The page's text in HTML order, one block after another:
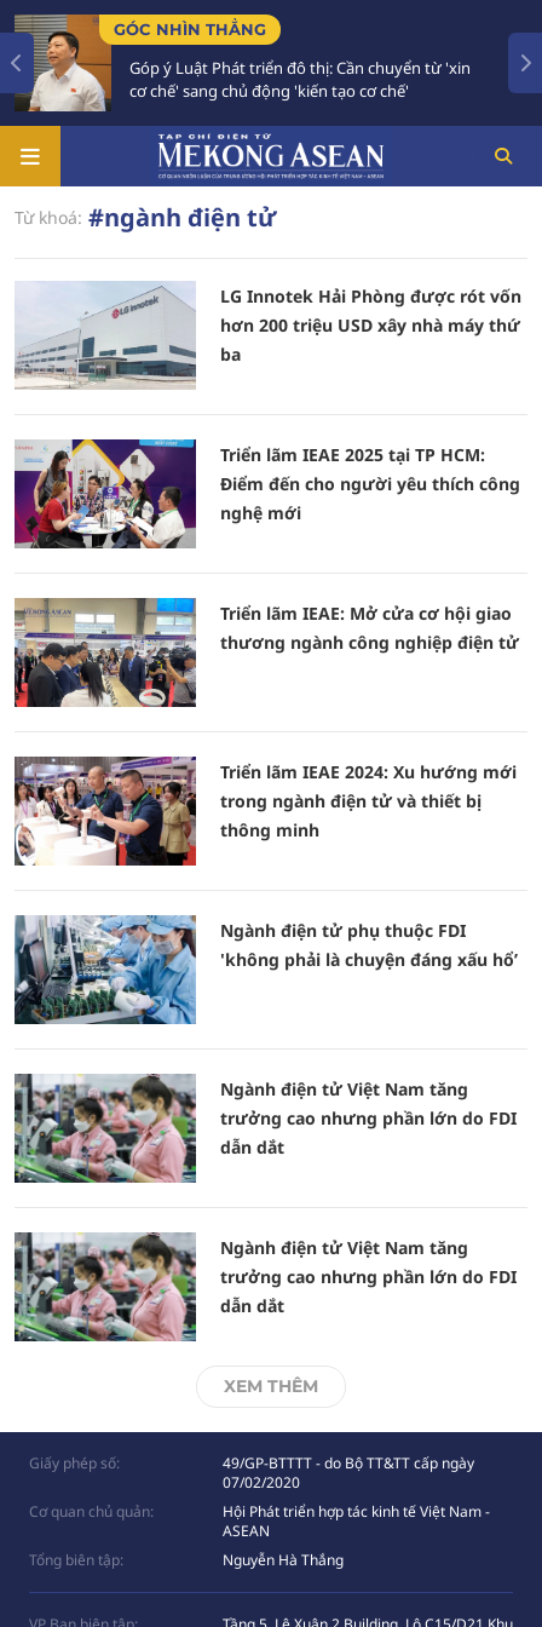
GÓC NHÌN THẲNG
Góp ý Luật Phát triển đô thị: Cần chuyển từ 'xin
cơ chế' sang chủ động 'kiến tạo cơ chế'
Từ khoá: #ngành điện tử
LG Innotek Hải Phòng được rót vốn
hơn 200 triệu USD xây nhà máy thứ
ba
Triển lãm IEAE 2025 tại TP HCM:
Điểm đến cho người yêu thích công
nghệ mới
Triển lãm IEAE: Mở cửa cơ hội giao
thương ngành công nghiệp điện tử
Triển lãm IEAE 2024: Xu hướng mới
trong ngành điện tử và thiết bị
thông minh
Ngành điện tử phụ thuộc FDI
'không phải là chuyện đáng xấu hổ’
Ngành điện tử Việt Nam tăng
trưởng cao nhưng phần lớn do FDI
dẫn dắt
Ngành điện tử Việt Nam tăng
trưởng cao nhưng phần lớn do FDI
dẫn dắt
XEM THÊM
Giấy phép số:
49/GP-BTTTT - do Bộ TT&TT cấp ngày
07/02/2020
Cơ quan chủ quản:
Hội Phát triển hợp tác kinh tế Việt Nam -
ASEAN
Tổng biên tập:
Nguyễn Hà Thắng